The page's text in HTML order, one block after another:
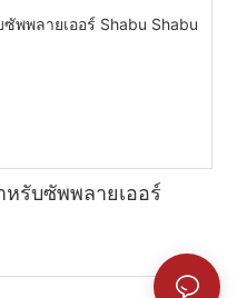
หรับซัพพลายเออร์